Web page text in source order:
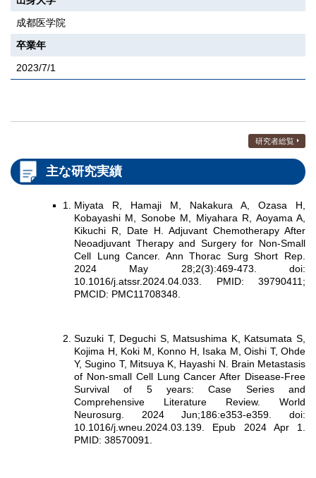
成都医学院
卒業年
2023/7/1
研究者総覧
主な研究実績
Miyata R, Hamaji M, Nakakura A, Ozasa H,
Kobayashi M, Sonobe M, Miyahara R, Aoyama A,
Kikuchi R, Date H. Adjuvant Chemotherapy After
Neoadjuvant Therapy and Surgery for Non-Small
Cell Lung Cancer. Ann Thorac Surg Short Rep.
2024 May 28;2(3):469-473. doi:
10.1016/j.atssr.2024.04.033. PMID: 39790411;
PMCID: PMC11708348.
Suzuki T, Deguchi S, Matsushima K, Katsumata S,
Kojima H, Koki M, Konno H, Isaka M, Oishi T, Ohde
Y, Sugino T, Mitsuya K, Hayashi N. Brain Metastasis
of Non-small Cell Lung Cancer After Disease-Free
Survival of 5 years: Case Series and
Comprehensive Literature Review. World
Neurosurg. 2024 Jun;186:e353-e359. doi:
10.1016/j.wneu.2024.03.139. Epub 2024 Apr 1.
PMID: 38570091.